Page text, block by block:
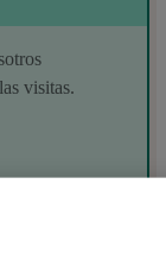
visitas.